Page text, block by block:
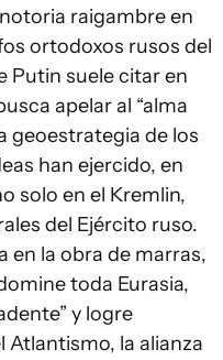
raigambre en
ortodoxos rusos del
Putin suele citar en
apelar al “alma
geoestrategia de los
han ejercido, en
solo en el Kremlin,
del Ejército ruso.
en la obra de marras,
toda Eurasia,
y logre
Atlantismo, la alianza